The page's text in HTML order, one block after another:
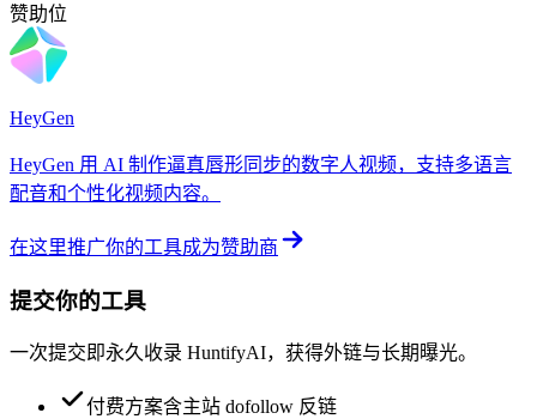
赞助位
HeyGen
HeyGen 用 AI 制作逼真唇形同步的数字人视频，支持多语言
配音和个性化视频内容。
在这里推广你的工具成为赞助商
提交你的工具
一次提交即永久收录 HuntifyAI，获得外链与长期曝光。
付费方案含主站 dofollow 反链